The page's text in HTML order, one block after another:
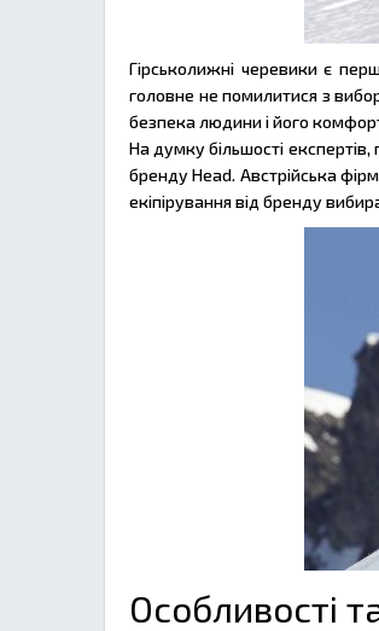
Гірськолижні черевики є
головне не помилитися з
безпека людини і його
На думку більшості експертів,
бренду Head. Австрійська
екіпірування від бренду
Особливості